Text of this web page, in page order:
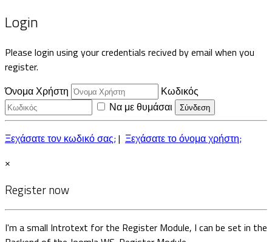
Login
Please login using your credentials recived by email when you
register.
Όνομα Χρήστη
Κωδικός
Να με θυμάσαι
Ξεχάσατε τον κωδικό σας; | Ξεχάσατε το όνομα χρήστη;
×
Register now
I'm a small Introtext for the Register Module, I can be set in the